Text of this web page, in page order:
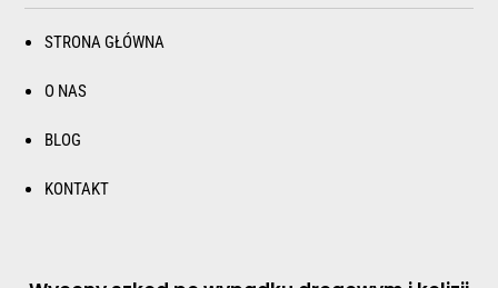
STRONA GŁÓWNA
O NAS
BLOG
KONTAKT